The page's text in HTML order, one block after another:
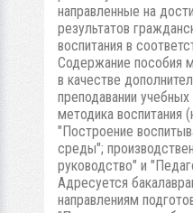
направленные на
результатов
воспитания в
Содержание пособия
в качестве
преподавании
методика воспитания
"Построение
среды";
руководство" и
Адресуется
направлениям